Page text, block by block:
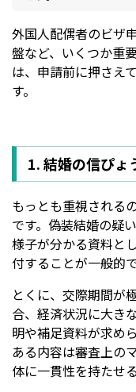
外国人配偶者のビザ
盤など、いくつか重
は、申請前に押さえ
す。
1. 結婚の信ぴょ
もっとも重視される
です。偽装結婚の疑
様子が分かる資料と
付することが一般的で
とくに、交際期間が
合、経済状況に大き
明や補足資料が求め
ある内容は審査上の
体に一貫性を持たせ